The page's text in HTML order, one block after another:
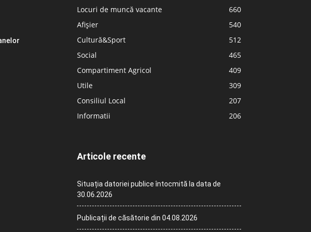
Locuri de muncă vacante
660
Afișier
540
Cultură&Sport
512
Social
465
Compartiment Agricol
409
Utile
309
Consiliul Local
207
Informatii
206
Articole recente
Situația datoriei publice întocmită la data de
30.06.2026
Publicații de căsătorie din 04.08.2026